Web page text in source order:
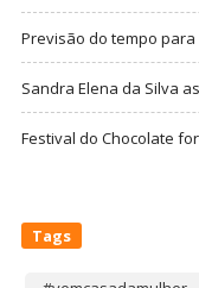
Previsão do tempo
Sandra Elena da Silva
Festival do Chocolate
Tags